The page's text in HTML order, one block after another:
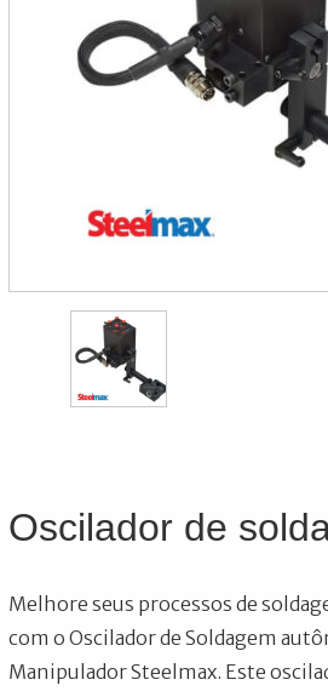
Oscilador de
Melhore seus processos de
com o Oscilador de Soldagem
Manipulador Steelmax. Este